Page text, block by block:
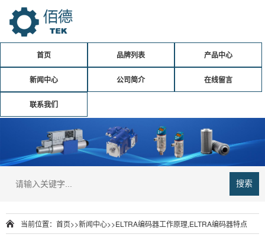
首页 品牌列表 产品中心
新闻中心 公司简介 在线留言
联系我们
搜索
当前位置： 首页>>新闻中心>>ELTRA编码器工作原理,ELTRA编码器特点